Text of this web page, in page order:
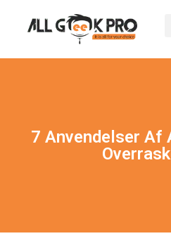
7 Anvendelser Af